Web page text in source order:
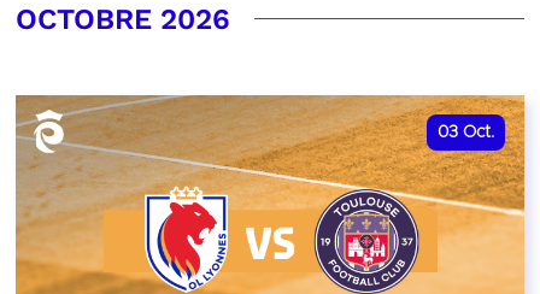
OCTOBRE 2026
03 Oct.